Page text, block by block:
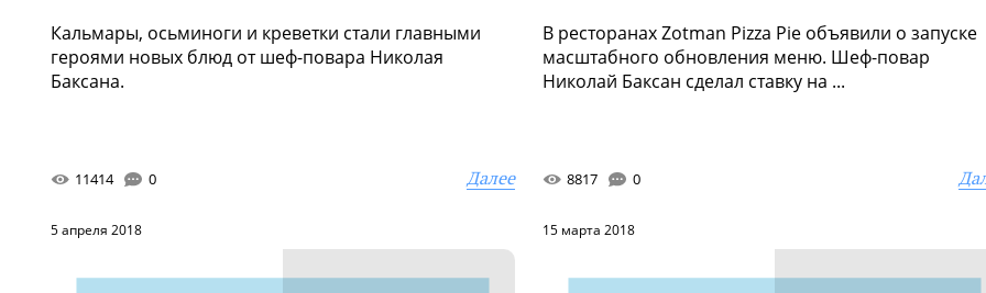
Кальмары, осьминоги и креветки стали главными
героями новых блюд от шеф-повара Николая
Баксана.
11414 0 Далее
В ресторанах Zotman Pizza Pie объявили о запуске
масштабного обновления меню. Шеф-повар
Николай Баксан сделал ставку на ...
8817 0
5 апреля 2018 15 марта 2018